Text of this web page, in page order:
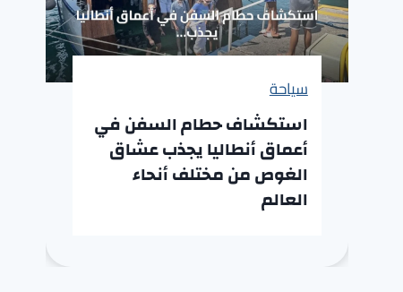
سياحة
استكشاف حطام السفن في
أعماق أنطاليا يجذب عشاق
الغوص من مختلف أنحاء
العالم